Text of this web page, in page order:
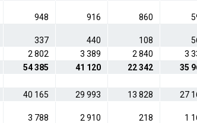
948 916 860
337 440 108
2 802 3 389 2 840
3
54 385 41 120 22 342
35
40 165 29 993 13 828
27
3 788 2 910 218
1